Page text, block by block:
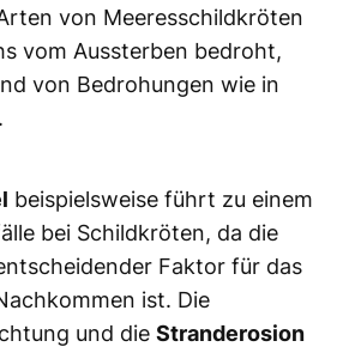
von Meeresschildkröten
vom Aussterben bedroht,
von Bedrohungen wie in
beispielsweise führt zu einem
bei Schildkröten, da die
Faktor für das
ist. Die
und die Stranderosion